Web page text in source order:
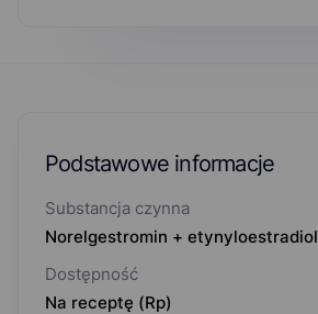
Podstawowe informacje
Substancja czynna
Norelgestromin + etynyloestradiol
Dostępność
Na receptę (Rp)